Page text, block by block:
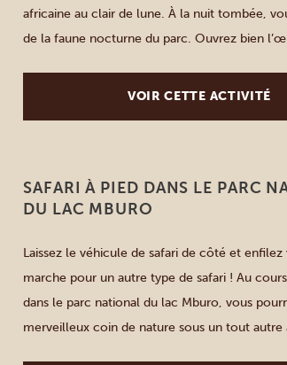
africaine au clair de lune. À la nuit tombée,
de la faune nocturne du parc. Ouvrez bien
VOIR CETTE ACTIVITÉ
SAFARI À PIED DANS LE PARC
DU LAC MBURO
Laissez le véhicule de safari de côté et enfilez
marche pour un autre type de safari ! Au
dans le parc national du lac Mburo, vous
merveilleux coin de nature sous un tout autre